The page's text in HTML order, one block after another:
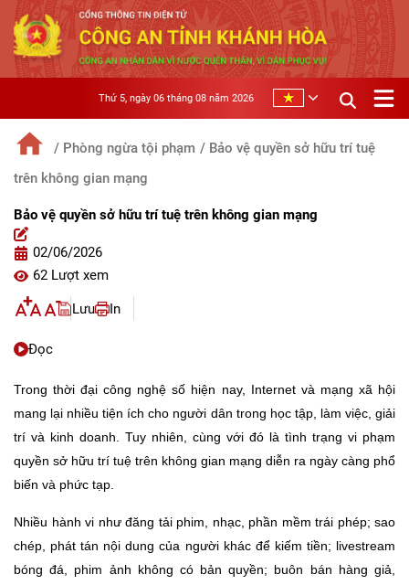
Thứ 5, ngày 06 tháng 08 năm 2026
/ Phòng ngừa tội phạm / Bảo vệ quyền sở hữu trí tuệ
trên không gian mạng
Bảo vệ quyền sở hữu trí tuệ trên không gian mạng
02/06/2026
62 Lượt xem
Lưu In
Đọc
Trong thời đại công nghệ số hiện nay, Internet và mạng xã hội
mang lại nhiều tiện ích cho người dân trong học tập, làm việc, giải
trí và kinh doanh. Tuy nhiên, cùng với đó là tình trạng vi phạm
quyền sở hữu trí tuệ trên không gian mạng diễn ra ngày càng phổ
biến và phức tạp.
Nhiều hành vi như đăng tải phim, nhạc, phần mềm trái phép; sao
chép, phát tán nội dung của người khác để kiếm tiền; livestream
bóng đá, phim ảnh không có bản quyền; buôn bán hàng giả,